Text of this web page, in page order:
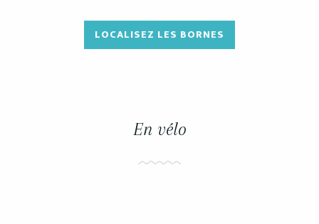
LOCALISEZ LES BORNES
En vélo